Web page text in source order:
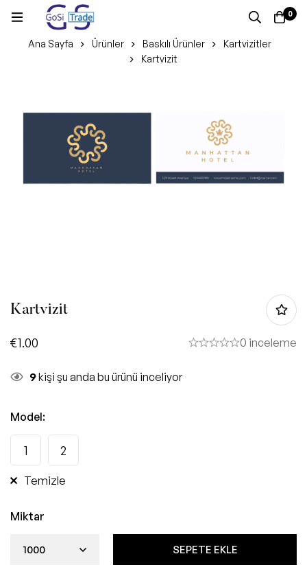
0
Ana Sayfa Ürünler Baskılı Ürünler
Kartvizitler
Kartvizit
Kartvizit
€1.00 0 inceleme
9kişi şu anda bu ürünü inceliyor
Model:
1 2
Temizle
Miktar
SEPETE EKLE